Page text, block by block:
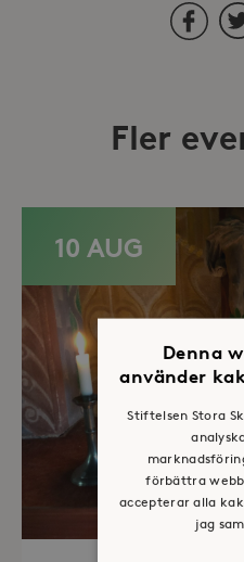
Fler
10 AUG
Denna
använder
Stiftelsen Stora
förbättra
accepterar alla
jag